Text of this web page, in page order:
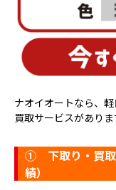
ナオイオートなら、
買取サービスがありま
① 下取り・買
績）